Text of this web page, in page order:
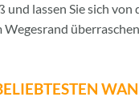
und lassen Sie sich von